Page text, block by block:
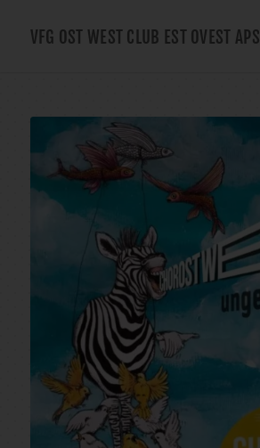
VFG OST WEST CLUB EST OVEST APS